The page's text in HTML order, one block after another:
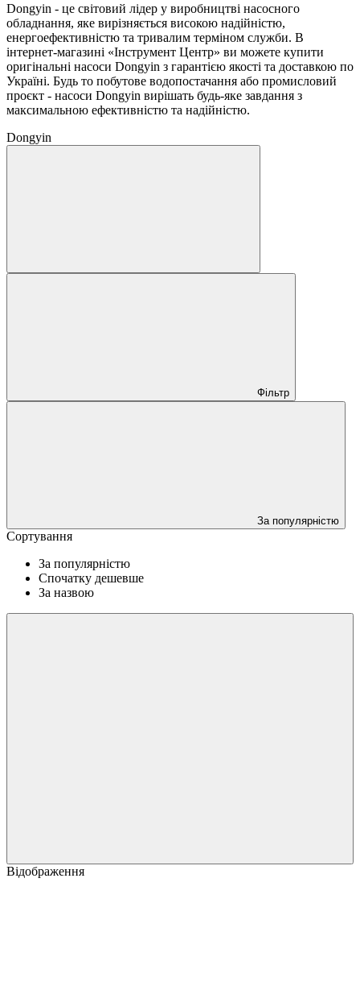
Dongyin - це світовий лідер у виробництві насосного
обладнання, яке вирізняється високою надійністю,
енергоефективністю та тривалим терміном служби. В
інтернет-магазині «Інструмент Центр» ви можете купити
оригінальні насоси Dongyin з гарантією якості та доставкою по
Україні. Будь то побутове водопостачання або промисловий
проєкт - насоси Dongyin вирішать будь-яке завдання з
максимальною ефективністю та надійністю.
Dongyin
Фільтр
За популярністю
Сортування
За популярністю
Спочатку дешевше
За назвою
Відображення